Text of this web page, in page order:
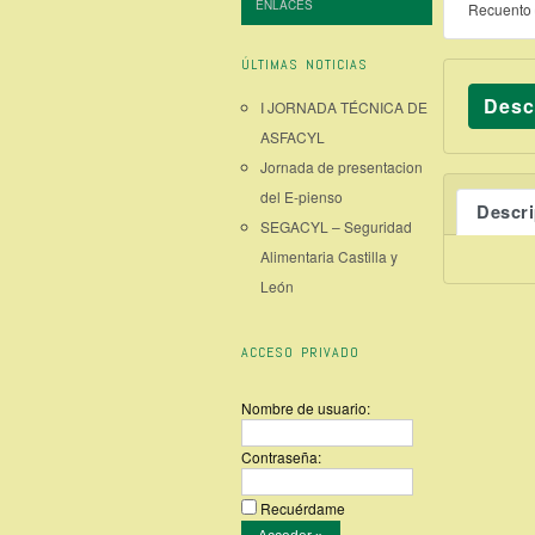
ENLACES
ÚLTIMAS NOTICIAS
I JORNADA TÉCNICA DE
ASFACYL
Jornada de presentacion
del E-pienso
SEGACYL – Seguridad
Alimentaria Castilla y
León
ACCESO PRIVADO
Nombre de usuario:
Contraseña:
Recuérdame